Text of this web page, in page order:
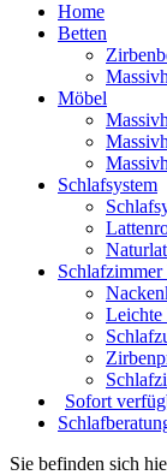
Home
Betten
Möbel
Schlafsystem
Leichte
Sofort
Sie befinden sich